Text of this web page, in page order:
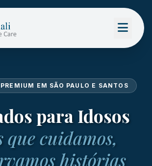
EM SÃO PAULO E SANTOS
para Idosos
que cuidamos,
histórias